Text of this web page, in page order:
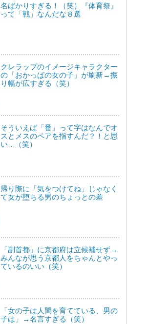
名ばかりすぎる！（笑）『体育祭』
って「戦」なんだな８選
クレラップのイメージキャラクター
の「おかっぱの女の子」が刷新→振
り幅が広すぎる（笑）
そういえば「番」って字はなんでオ
スとメスのペアを指すんだ？！と思
い…（笑）
帰り際に「気をつけてね」じゃなく
て女が堕ちる男のちょっとの差
「副首都」に京都府は立候補せず→
みんなが思う京都人をちゃんとやっ
ているのいい（笑）
「女の子は人間を育てている、男の
子は」→名言すぎる（笑）